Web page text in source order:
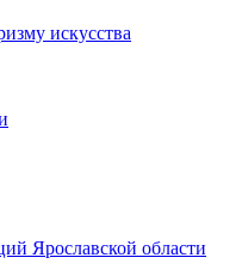
искусства
Ярославской области